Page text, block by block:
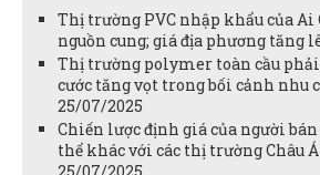
Thị trường PVC nhập khẩu của Ai
nguồn cung; giá địa phương tăng
Thị trường polymer toàn cầu
cước tăng vọt trong bối cảnh nhu
25/07/2025
Chiến lược định giá của người bán
thể khác với các thị trường Châu